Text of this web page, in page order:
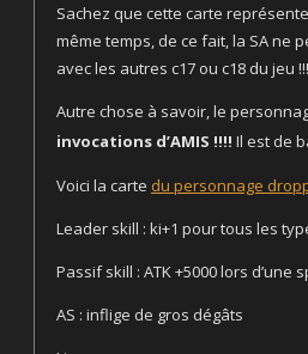
Sachez que cette carte
même temps, de ce fait, la SA ne
avec les autres c17 ou c18 du jeu
Autre chose à savoir, le
invocations d’AMIS !!!! Il est de
Voici la carte du personnage
Leader skill : ki+1 pour tous les
Passif skill : ATK +5000 lors d’une
AS : inflige de gros dégâts